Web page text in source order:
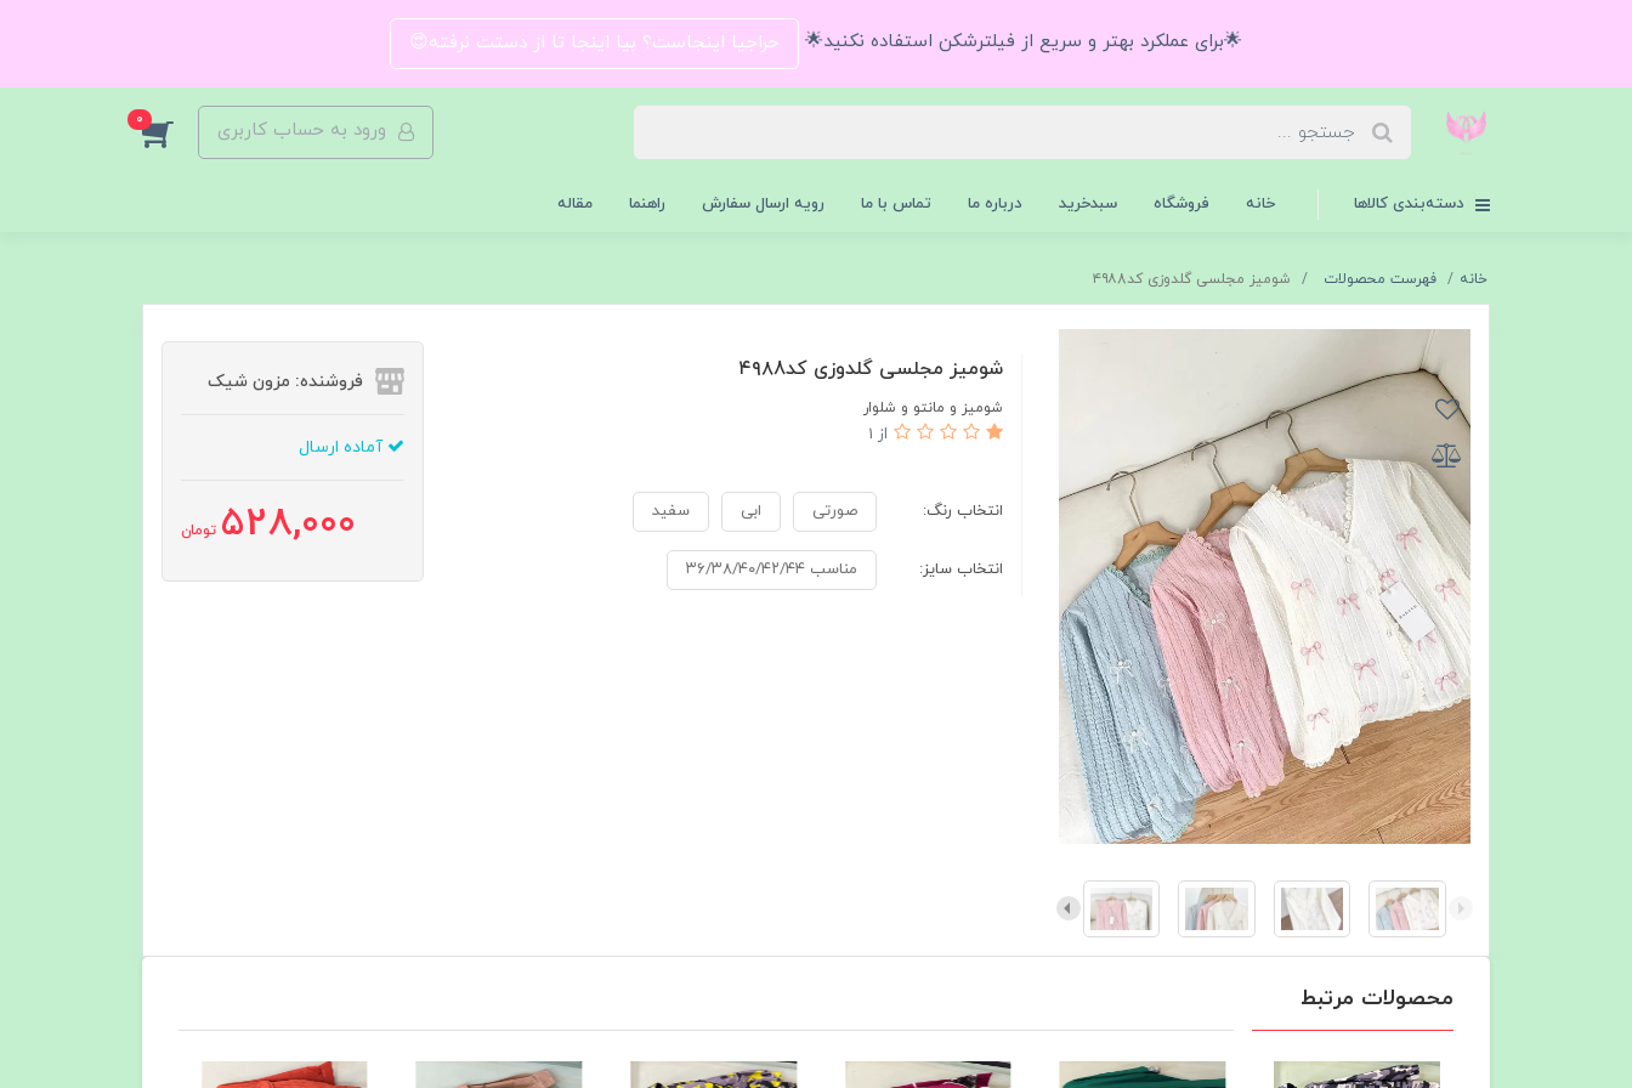
🌟برای عملکرد بهتر و سریع از فیلترشکن استفاده نکنید🌟 حراجیا اینجاست؟ بیا اینجا تا از دستت نرفته😍
ورود به حساب کاربری 0
دسته‌بندی کالاها خانه فروشگاه سبدخرید درباره ما تماس با ما رویه ارسال سفارش راهنما مقاله
خانه فهرست محصولات شومیز مجلسی گلدوزی کد۴۹۸8
شومیز مجلسی گلدوزی کد۴۹۸8
شومیز و مانتو و شلوار
از 1
انتخاب رنگ: صورتی ابی سفید
انتخاب سایز: مناسب ۳۶/۳۸/۴۰/۴۲/۴۴
فروشنده: مزون شیک
آماده ارسال
528,000 تومان
محصولات مرتبط